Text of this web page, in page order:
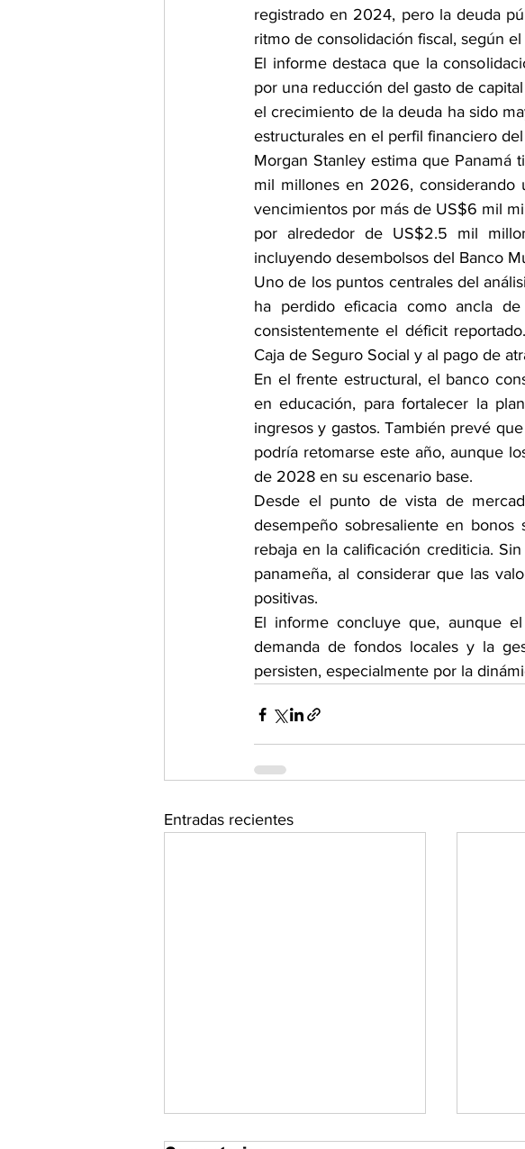
registrado en 2024, pero la deuda
ritmo de consolidación fiscal, según
El informe destaca que la
por una reducción del gasto de
el crecimiento de la deuda ha sido
estructurales en el perfil financiero del
Morgan Stanley estima que Panamá
mil millones en 2026,
vencimientos por más de US$6 mil
por alrededor de US$2.5 mil
incluyendo desembolsos del Banco
Uno de los puntos centrales del
ha perdido eficacia como ancla
consistentemente el déficit
Caja de Seguro Social y al pago de
En el frente estructural, el banco
en educación, para fortalecer la
ingresos y gastos. También prevé
podría retomarse este año, aunque
de 2028 en su escenario base.
Desde el punto de vista de
desempeño sobresaliente en
rebaja en la calificación crediticia.
panameña, al considerar que las
positivas.
El informe concluye que, aunque
demanda de fondos locales y la
persisten, especialmente por la
Entradas recientes